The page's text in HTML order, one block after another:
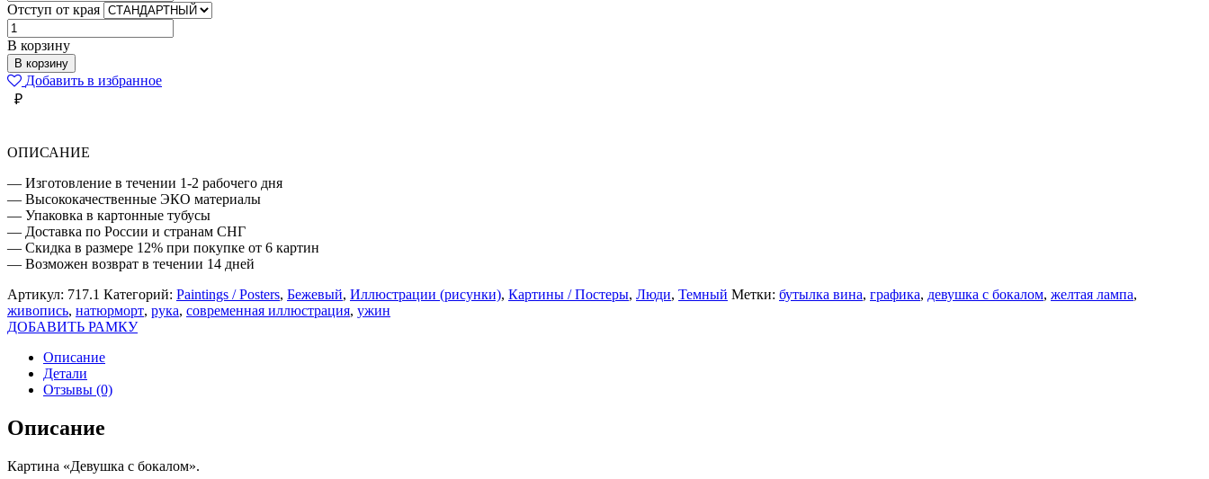
Отступ от края
Количество
товара
ДЕВУШКА
С
БОКАЛОМ
В корзину
В корзину
Добавить в избранное
₽
ОПИСАНИЕ
— Изготовление в течении 1-2 рабочего дня
— Высококачественные ЭКО материалы
— Упаковка в картонные тубусы
— Доставка по России и странам СНГ
— Скидка в размере 12% при покупке от 6 картин
— Возможен возврат в течении 14 дней
Артикул: 717.1 Категорий: Paintings / Posters, Бежевый, Иллюстрации (рисунки), Картины / Постеры, Люди, Темный Метки: бутылка вина, графика, девушка с бокалом, желтая лампа,
живопись, натюрморт, рука, современная иллюстрация, ужин
ДОБАВИТЬ РАМКУ
Описание
Детали
Отзывы (0)
Описание
Картина «Девушка с бокалом».